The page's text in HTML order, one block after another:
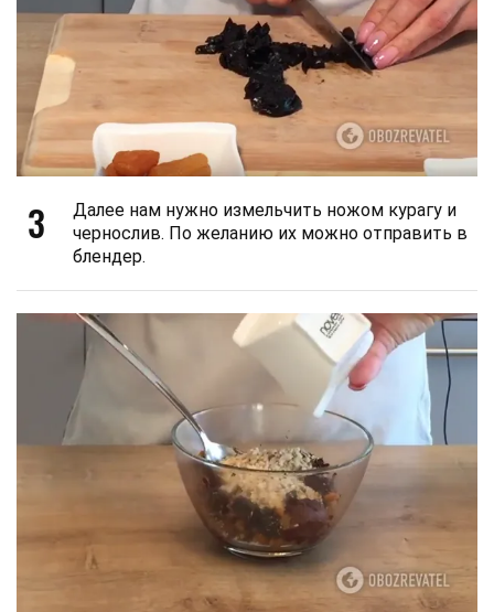
3
Далее нам нужно измельчить ножом курагу и
чернослив. По желанию их можно отправить в
блендер.